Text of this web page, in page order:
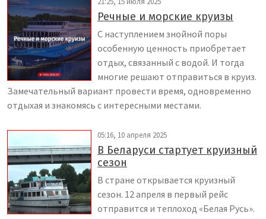
Речные и морские круизы
С наступлением знойной поры
особенную ценность приобретает
отдых, связанный с водой. И тогда
многие решают отправиться в круиз.
Замечательный вариант провести время, одновременно
отдыхая и знакомясь с интересными местами.
05:16, 10 апреля 2025
В Беларуси стартует круизный
сезон
В стране открывается круизный
сезон. 12 апреля в первый рейс
отправится и теплоход «Белая Русь».